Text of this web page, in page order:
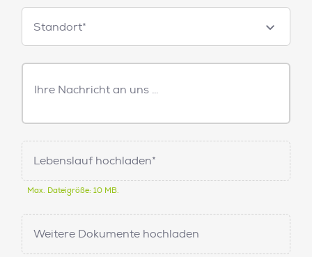
Standorte
Standort*
Freitext
Nachricht
Lebenslauf hochladen*
Max. Dateigröße: 10 MB.
Weitere Dokumente hochladen